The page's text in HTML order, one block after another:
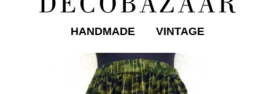
HANDMADE VINTAGE